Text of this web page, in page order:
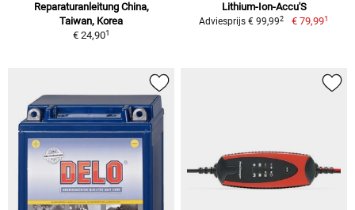
Reparaturanleitung China,
Taiwan, Korea
€ 24,901
Lithium-Ion-Accu'S
Adviesprijs € 99,992 € 79,991